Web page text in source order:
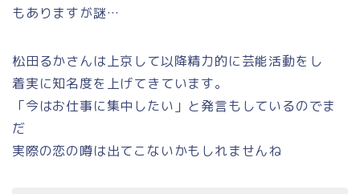
もありますが謎…
松田るかさんは上京して以降精力的に芸能活動をし
着実に知名度を上げてきています。
「今はお仕事に集中したい」と発言もしているのでま
だ
実際の恋の噂は出てこないかもしれませんね